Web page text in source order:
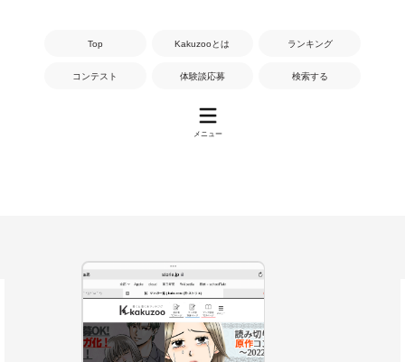
Top Kakuzooとは ランキング
コンテスト 体験談応募 検索する
メニュー